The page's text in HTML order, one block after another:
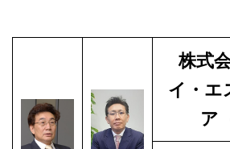
株式
イ・エ
ア